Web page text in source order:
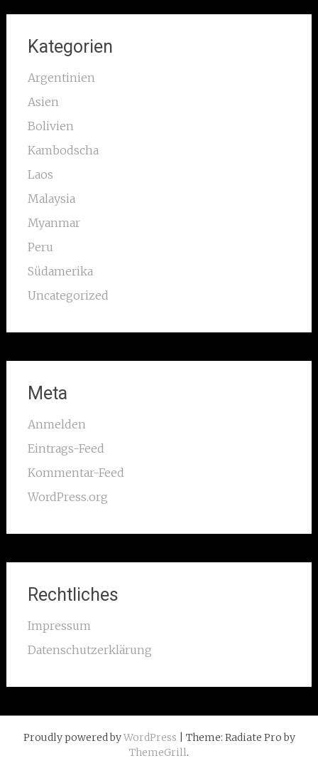
Kategorien
Argentinien
Asien
Bolivien
Kambodscha
Laos
Malaysia
Myanmar
Peru
Südamerika
Uncategorized
Meta
Anmelden
Eintrags-Feed
Kommentar-Feed
WordPress.org
Rechtliches
Impressum
Datenschutzerklärung
Proudly powered byWordPress | Theme: Radiate Pro by
ThemeGrill.